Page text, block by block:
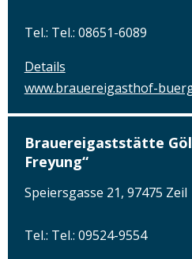
Tel.: Tel.: 08651-6089
Details
www.brauereigasthof-
Brauereigaststätte
Freyung“
Speiersgasse 21, 97475 Zeil
Tel.: Tel.: 09524-9554